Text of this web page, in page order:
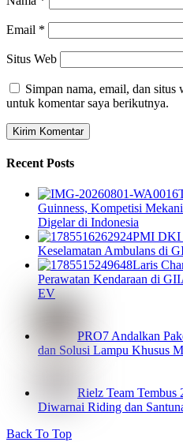
Email *
Situs Web
Simpan nama, email, dan situs
untuk komentar saya berikutnya.
Recent Posts
Guinness, Kompetisi
Digelar di Indonesia
PMI DKI
Keselamatan Ambulans di
Laris
Perawatan Kendaraan di
EV
PRO7 Andalkan
dan Solusi Lampu Khusus
Rielz Team
Diwarnai Riding dan
Back To Top